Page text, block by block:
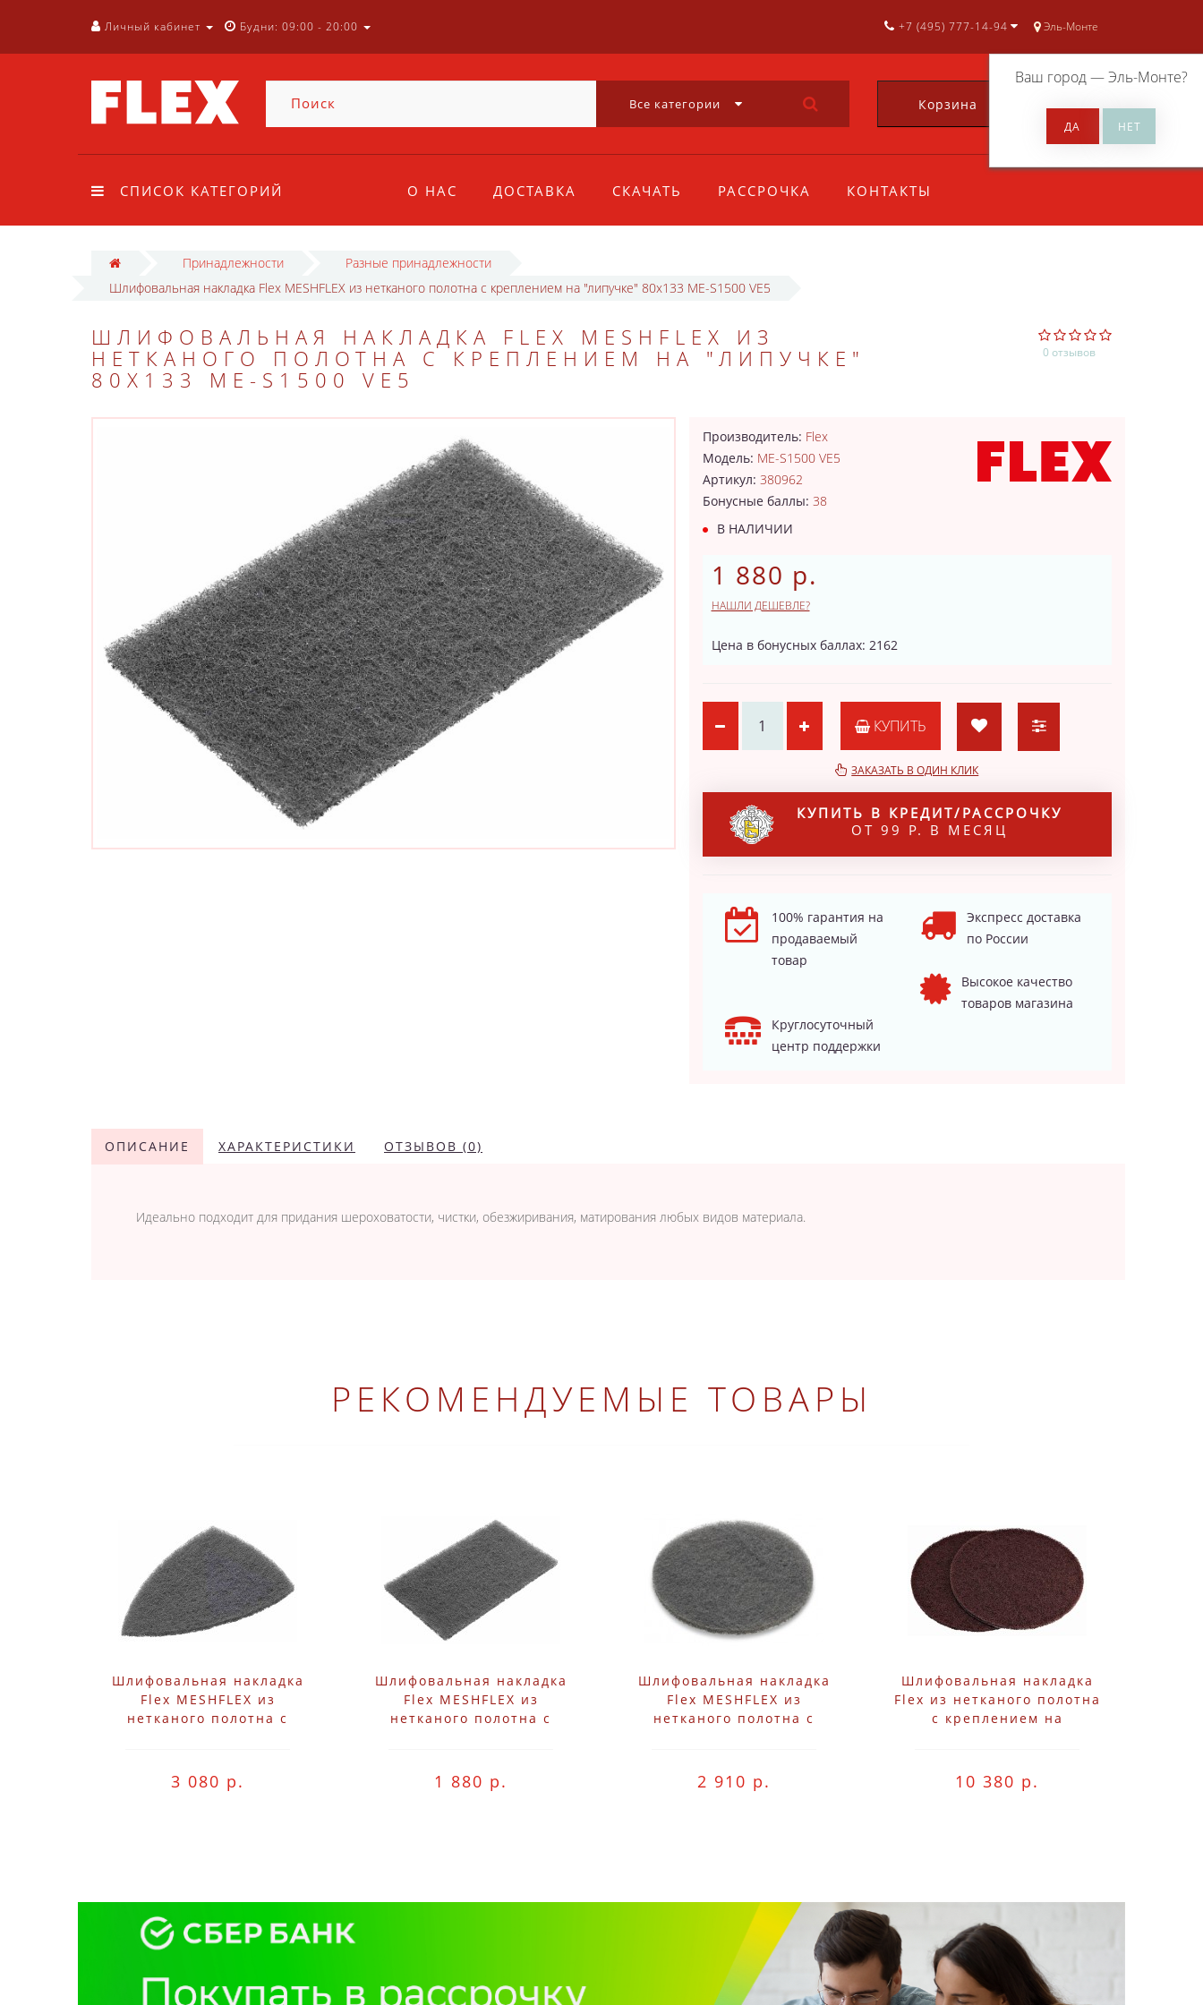
Личный кабинет Будни: 09:00 - 20:00 Эль-Монте
Ваш город —Эль-Монте?
+7 (495) 777-14-94
Все категории Корзина 0
СПИСОК КАТЕГОРИЙ О НАС ДОСТАВКА СКАЧАТЬ РАССРОЧКА КОНТАКТЫ
Принадлежности
Разные принадлежности
Шлифовальная накладка Flex MESHFLEX из нетканого полотна с креплением на "липучке" 80x133 ME-S1500 VE5
ШЛИФОВАЛЬНАЯ НАКЛАДКА FLEX MESHFLEX ИЗ
НЕТКАНОГО ПОЛОТНА С КРЕПЛЕНИЕМ НА "ЛИПУЧКЕ"
80X133 ME-S1500 VE5
0 отзывов
Производитель: Flex
Модель: ME-S1500 VE5
Артикул: 380962
Бонусные баллы: 38
В НАЛИЧИИ
1 880 р.
НАШЛИ ДЕШЕВЛЕ?
Цена в бонусных баллах: 2162
КУПИТЬ
ЗАКАЗАТЬ В ОДИН КЛИК
КУПИТЬ В КРЕДИТ/РАССРОЧКУ
ОТ 99 Р. В МЕСЯЦ
100% гарантия на
продаваемый
товар
Экспресс доставка
по России
Высокое качество
товаров магазина
Круглосуточный
центр поддержки
ОПИСАНИЕ ХАРАКТЕРИСТИКИ ОТЗЫВОВ (0)
Идеально подходит для придания шероховатости, чистки, обезжиривания, матирования любых видов материала.
РЕКОМЕНДУЕМЫЕ ТОВАРЫ
Шлифовальная накладка
Flex MESHFLEX из
нетканого полотна с
3 080 р.
Шлифовальная накладка
Flex MESHFLEX из
нетканого полотна с
1 880 р.
Шлифовальная накладка
Flex MESHFLEX из
нетканого полотна с
2 910 р.
Шлифовальная накладка
Flex из нетканого полотна
с креплением на
10 380 р.